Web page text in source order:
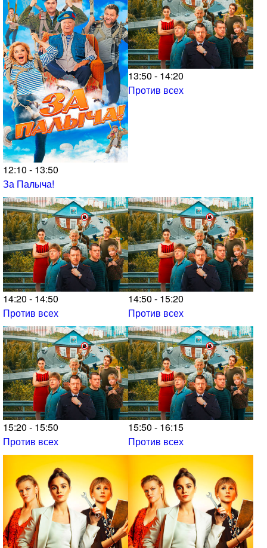
12:10 - 13:50
За Палыча!
13:50 - 14:20
Против всех
14:20 - 14:50
Против всех
14:50 - 15:20
Против всех
15:20 - 15:50
Против всех
15:50 - 16:15
Против всех